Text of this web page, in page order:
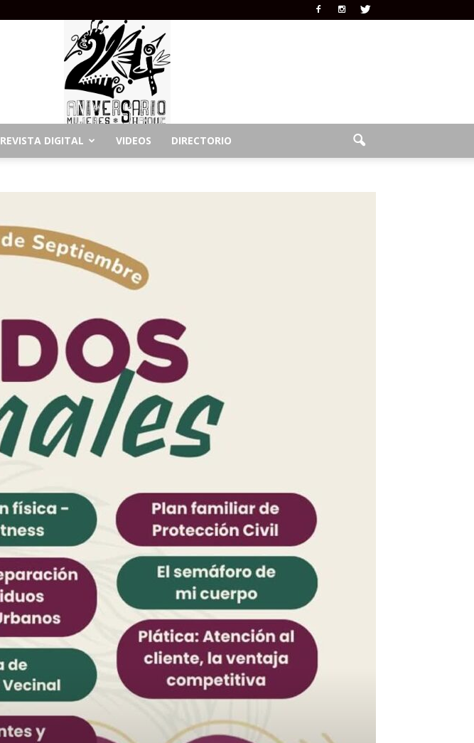
REVISTA DIGITAL VIDEOS DIRECTORIO